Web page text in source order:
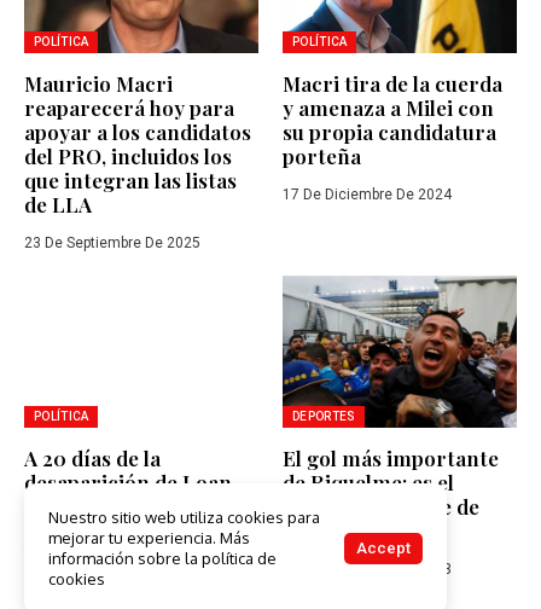
POLÍTICA
Mauricio Macri
reaparecerá hoy para
apoyar a los candidatos
del PRO, incluidos los
que integran las listas
de LLA
23 De Septiembre De 2025
POLÍTICA
Macri tira de la cuerda
y amenaza a Milei con
su propia candidatura
porteña
17 De Diciembre De 2024
POLÍTICA
A 20 días de la
desaparición de Loan,
qué dijo el fiscal sobre
el caso y cómo avanza la
búsqueda
DEPORTES
El gol más importante
de Riquelme: es el
nuevo presidente de
Boca
18 De Diciembre De 2023
Nuestro sitio web utiliza cookies para
mejorar tu experiencia. Más
información sobre la política de
cookies
Accept